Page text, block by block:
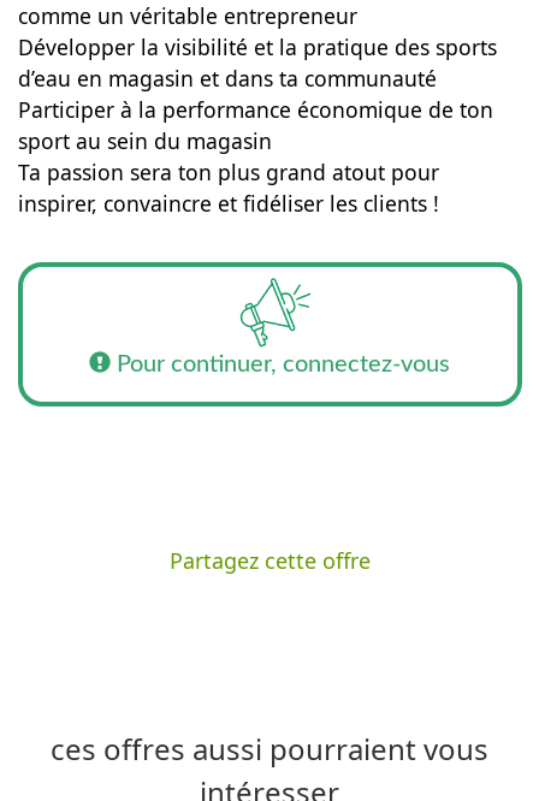
comme un véritable entrepreneur
Développer la visibilité et la pratique des sports
d’eau en magasin et dans ta communauté
Participer à la performance économique de ton
sport au sein du magasin
Ta passion sera ton plus grand atout pour
inspirer, convaincre et fidéliser les clients !
Pour continuer, connectez-vous
Partagez cette offre
ces offres aussi pourraient vous
intéresser